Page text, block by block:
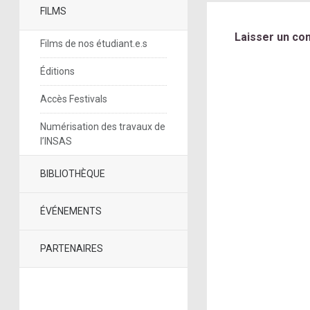
FILMS
Films de nos étudiant.e.s
Éditions
Accès Festivals
Numérisation des travaux de
l’INSAS
BIBLIOTHÈQUE
ÉVÉNEMENTS
PARTENAIRES
Laisser un